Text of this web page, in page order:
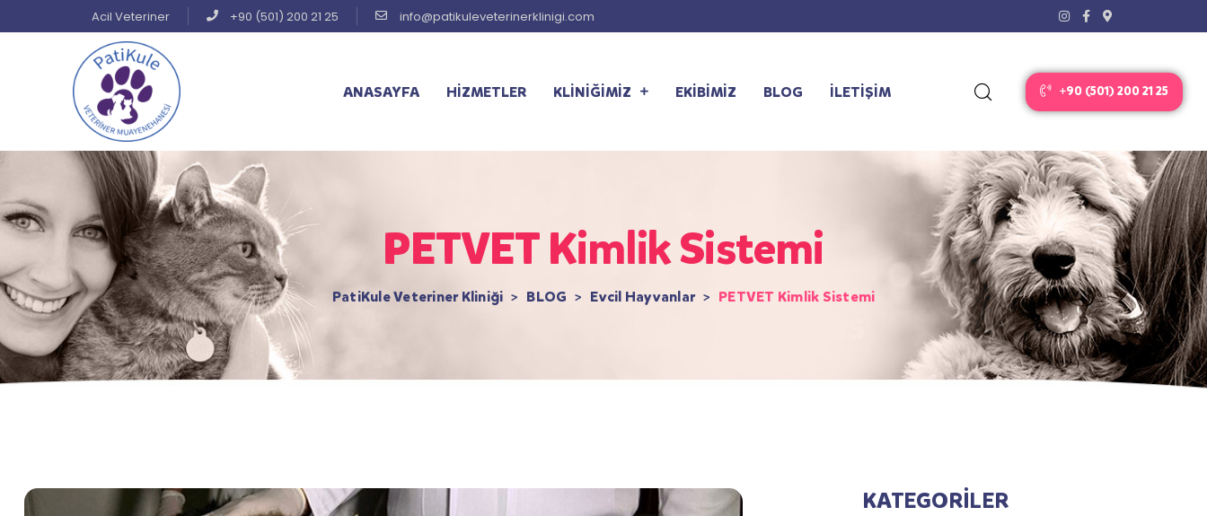
Acil Veteriner +90 (501) 200 21 25 info@patikuleveterinerklinigi.com
ANASAYFA HİZMETLER KLİNİĞİMİZ EKİBİMİZ BLOG İLETİŞİM +90 (501) 200 21 25
PETVET Kimlik Sistemi
PatiKule Veteriner Kliniği > BLOG > Evcil Hayvanlar > PETVET Kimlik Sistemi
KATEGORİLER